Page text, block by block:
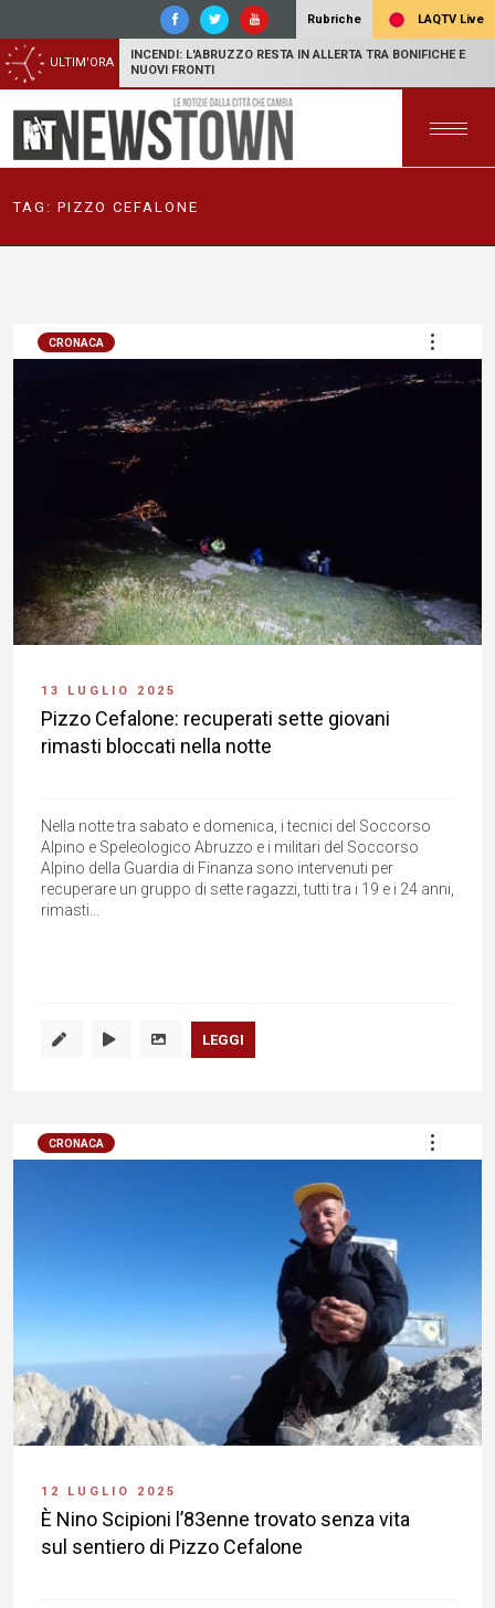
Rubriche LAQTV Live
ULTIM'ORA
INCENDI: L'ABRUZZO RESTA IN ALLERTA TRA BONIFICHE E
NUOVI FRONTI
TAG: PIZZO CEFALONE
CRONACA
13 LUGLIO 2025
Pizzo Cefalone: recuperati sette giovani
rimasti bloccati nella notte
Nella notte tra sabato e domenica, i tecnici del Soccorso
Alpino e Speleologico Abruzzo e i militari del Soccorso
Alpino della Guardia di Finanza sono intervenuti per
recuperare un gruppo di sette ragazzi, tutti tra i 19 e i 24 anni,
rimasti...
LEGGI
CRONACA
12 LUGLIO 2025
È Nino Scipioni l’83enne trovato senza vita
sul sentiero di Pizzo Cefalone